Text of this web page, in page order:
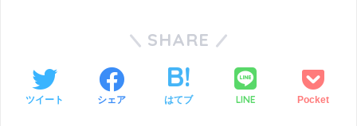
SHARE
ツイート シェア はてブ LINE Pocket